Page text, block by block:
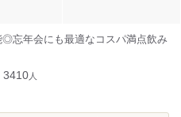
忘年会にも最適なコスパ満点飲み
3410 人